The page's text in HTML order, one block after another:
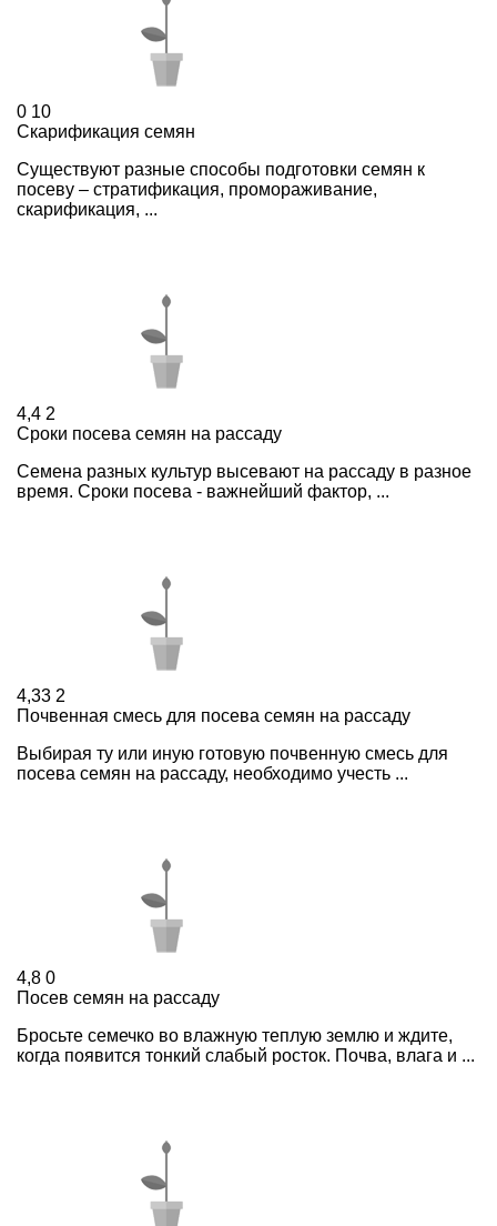
0 10
Скарификация семян
Существуют разные способы подготовки семян к
посеву – стратификация, промораживание,
скарификация, ...
4,4 2
Сроки посева семян на рассаду
Семена разных культур высевают на рассаду в разное
время. Сроки посева - важнейший фактор, ...
4,33 2
Почвенная смесь для посева семян на рассаду
Выбирая ту или иную готовую почвенную смесь для
посева семян на рассаду, необходимо учесть ...
4,8 0
Посев семян на рассаду
Бросьте семечко во влажную теплую землю и ждите,
когда появится тонкий слабый росток. Почва, влага и ...